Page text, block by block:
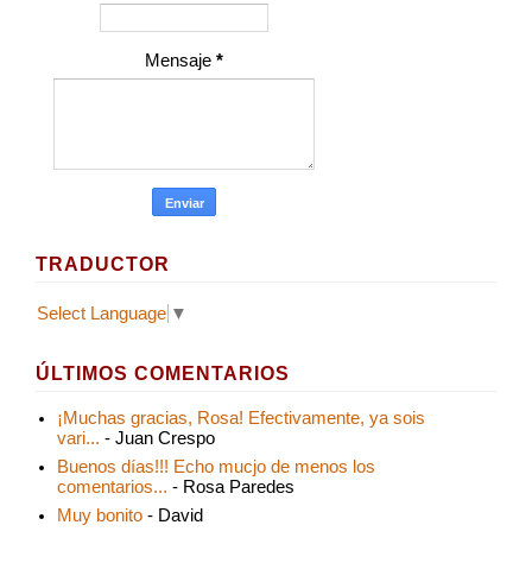
Mensaje *
TRADUCTOR
Select Language ▼
ÚLTIMOS COMENTARIOS
¡Muchas gracias, Rosa! Efectivamente, ya sois
vari... - Juan Crespo
Buenos días!!! Echo mucjo de menos los
comentarios... - Rosa Paredes
Muy bonito - David